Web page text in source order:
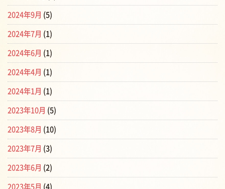
2024年9月 (5)
2024年7月 (1)
2024年6月 (1)
2024年4月 (1)
2024年1月 (1)
2023年10月 (5)
2023年8月 (10)
2023年7月 (3)
2023年6月 (2)
2023年5月 (4)